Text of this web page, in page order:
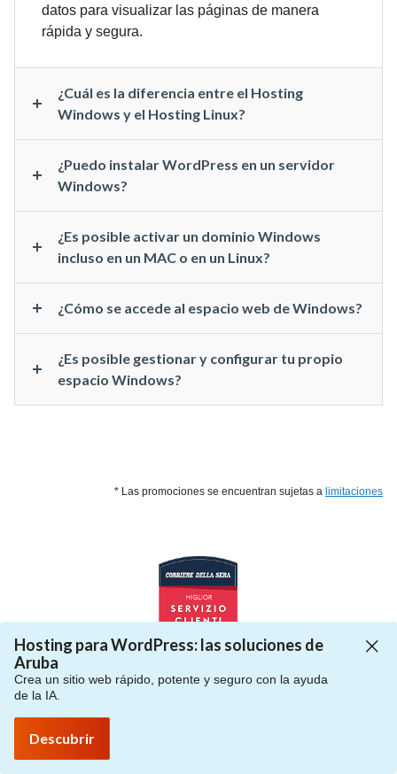
datos para visualizar las páginas de manera
rápida y segura.
¿Cuál es la diferencia entre el Hosting
Windows y el Hosting Linux?
¿Puedo instalar WordPress en un servidor
Windows?
¿Es posible activar un dominio Windows
incluso en un MAC o en un Linux?
¿Cómo se accede al espacio web de Windows?
¿Es posible gestionar y configurar tu propio
espacio Windows?
* Las promociones se encuentran sujetas a limitaciones
Hosting para WordPress: las soluciones de
Aruba
Crea un sitio web rápido, potente y seguro con la ayuda
de la IA.
Descubrir
¿NECESITAS AYUDA?